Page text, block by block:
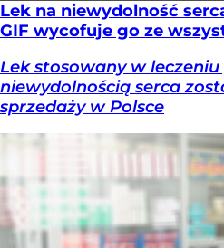
Lek na niewydolność
GIF wycofuje go ze
Lek stosowany w
niewydolnością serca
sprzedaży w Polsce